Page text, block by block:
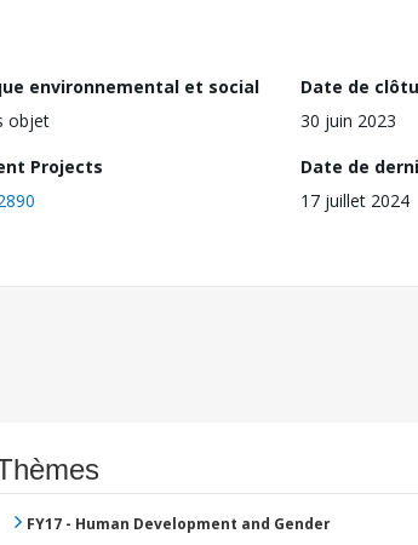
environnemental et social
objet
Date de
30 juin 2023
Projects
Date de
17 juillet 2024
FY17 - Human Development and Gender